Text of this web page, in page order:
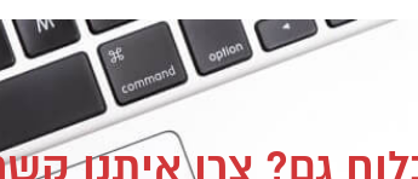
גם? צרו איתנו